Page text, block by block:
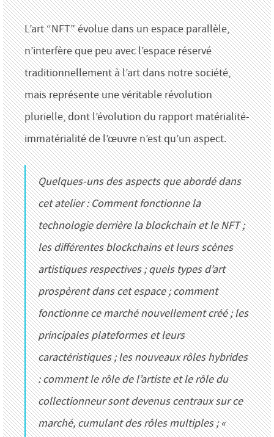
L’art “NFT” évolue dans un espace parallèle,
n’interfère que peu avec l’espace réservé
traditionnellement à l’art dans notre société,
mais représente une véritable révolution
plurielle, dont l’évolution du rapport matérialité-
immatérialité de l’œuvre n’est qu’un aspect.
Quelques-uns des aspects que abordé dans
cet atelier : Comment fonctionne la
technologie derrière la blockchain et le NFT ;
les différentes blockchains et leurs scènes
artistiques respectives ; quels types d’art
prospèrent dans cet espace ; comment
fonctionne ce marché nouvellement créé ; les
principales plateformes et leurs
caractéristiques ; les nouveaux rôles hybrides
: comment le rôle de l’artiste et le rôle du
collectionneur sont devenus centraux sur ce
marché, cumulant des rôles multiples ; «